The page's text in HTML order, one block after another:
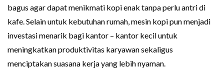
bagus agar dapat menikmati kopi enak tanpa perlu antri di
kafe. Selain untuk kebutuhan rumah, mesin kopi pun menjadi
investasi menarik bagi kantor – kantor kecil untuk
meningkatkan produktivitas karyawan sekaligus
menciptakan suasana kerja yang lebih nyaman.